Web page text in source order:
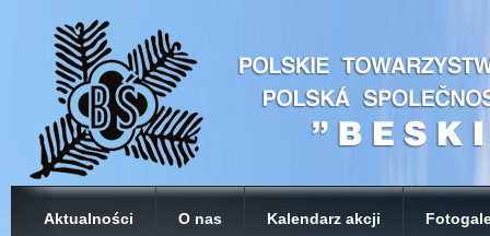
Aktualności O nas Kalendarz akcji